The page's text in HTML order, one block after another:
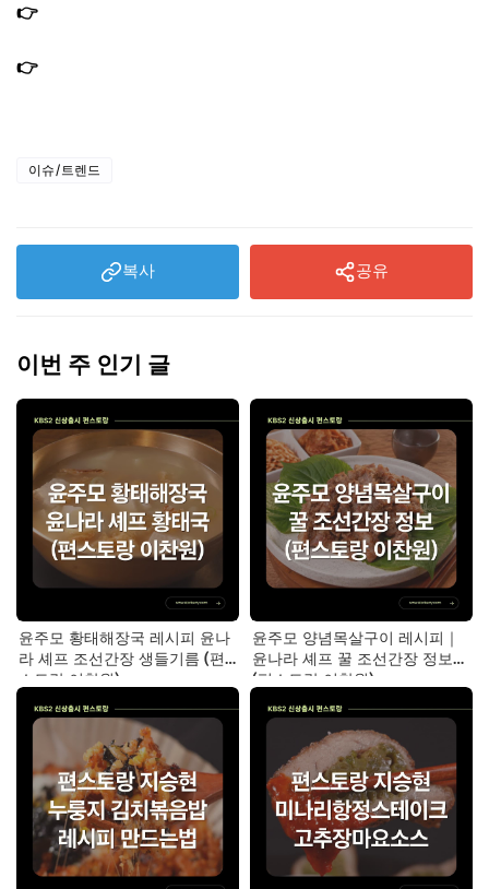
👉
👉
이슈/트렌드
복사 공유
이번 주 인기 글
윤주모 황태해장국 레시피 윤나
라 셰프 조선간장 생들기름 (편
스토랑 이찬원)
윤주모 양념목살구이 레시피｜
윤나라 셰프 꿀 조선간장 정보
(편스토랑 이찬원)